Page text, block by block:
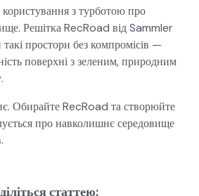
з турботою про
Решітка RecRoad від Samm­ler
простори без компромісів —
поверхні з зеленим, природним
Обирайте RecRoad та створюйте
про навколишнє середовище
статтею: